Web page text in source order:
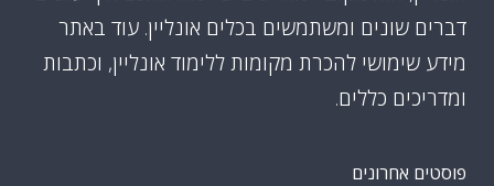
דברים שונים ומשתמשים בכלים אונליין. עוד באתר
מידע שימושי להכרת מקומות ללימוד אונליין, וכתבות
ומדריכים כללים.
פוסטים אחרונים